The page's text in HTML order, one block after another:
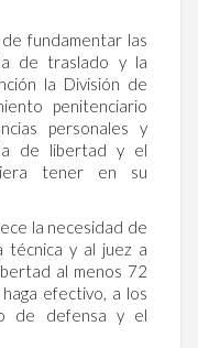
fundamentar las
de traslado y la
la División de
penitenciario
personales y
de libertad y el
tener en su
la necesidad de
técnica y al juez a
al menos 72
efectivo, a los
de defensa y el